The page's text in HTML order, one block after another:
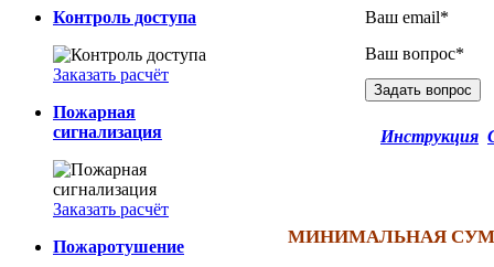
Контроль доступа
Заказать расчёт
Пожарная
сигнализация
Заказать расчёт
Пожаротушение
Ваш email*
Ваш вопрос*
Инструкция
МИНИМАЛЬНАЯ